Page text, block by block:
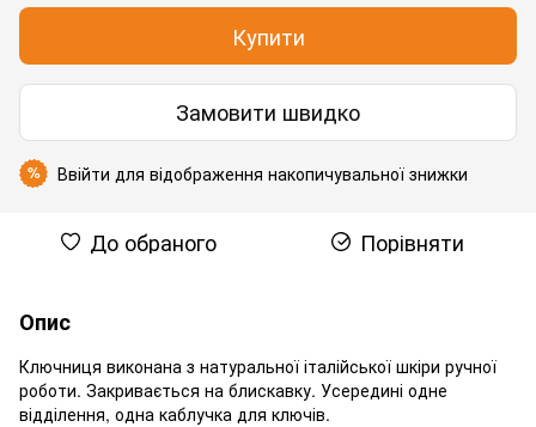
Купити
Замовити швидко
% Ввійти для відображення накопичувальної знижки
До обраного Порівняти
Опис
Ключниця виконана з натуральної італійської шкіри ручної
роботи. Закривається на блискавку. Усередині одне
відділення, одна каблучка для ключів.